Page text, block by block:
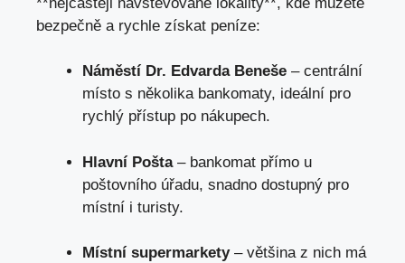
bezpečně a rychle získat peníze:
Náměstí Dr. Edvarda Beneše – centrální
místo s několika bankomaty, ideální pro
rychlý přístup po nákupech.
Hlavní Pošta– bankomat přímo u
poštovního úřadu, snadno dostupný pro
místní i turisty.
Místní supermarkety– většina z nich má